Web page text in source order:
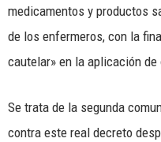
medicamentos y productos
de los enfermeros, con la
cautelar» en la aplicación
Se trata de la segunda
contra este real decreto